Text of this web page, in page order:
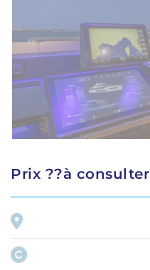
Prix ??à consulter